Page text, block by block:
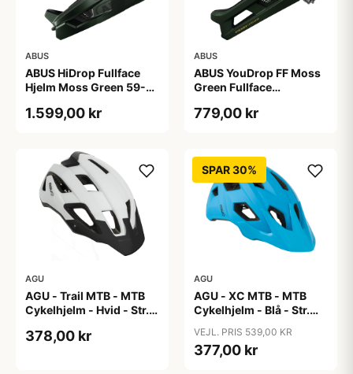
ABUS
ABUS HiDrop Fullface
Hjelm Moss Green 59-
1.599,00 kr
ABUS
ABUS YouDrop FF Moss
Green Fullface
779,00 kr
AGU
AGU - Trail MTB - MTB
Cykelhjelm - Hvid - Str.
378,00 kr
SPAR 30%
AGU
AGU - XC MTB - MTB
Cykelhjelm - Blå - Str.
VEJL. PRIS 539,00 KR
377,00 kr